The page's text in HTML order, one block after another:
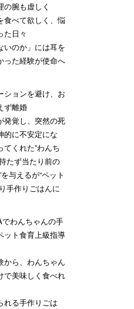
腕も虚しく
食べて欲しく、悩
た日々
いのか」には耳を
った経験が使命へ
ションを避け、お
ず離婚
発覚し、突然の死
的に不安定にな
てくれた”わんち
たず当たり前の
与えるが“ペット
手作りごはんに
わんちゃんの手
ット食育上級指導
から、わんちゃん
で美味しく食べれ
れる手作りごは